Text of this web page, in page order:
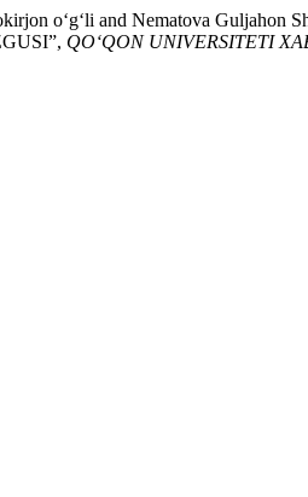
o‘g‘li and Nematova
QO‘QON UNIVERSITETI